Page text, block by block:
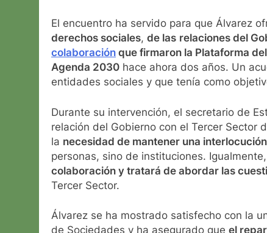
El encuentro ha servido para que Álvarez
derechos sociales, de las relaciones del
colaboración que firmaron la Plataforma
Agenda 2030 hace ahora dos años. Un
entidades sociales y que tenía como
Durante su intervención, el secretario de
relación del Gobierno con el Tercer Sector
la necesidad de mantener una
personas, sino de instituciones.
colaboración y tratará de abordar las
Tercer Sector.
Álvarez se ha mostrado satisfecho con la
de Sociedades y ha asegurado que el